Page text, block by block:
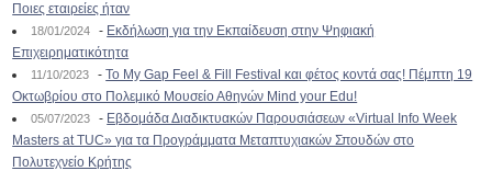
Ποιες εταιρείες ήταν
18/01/2024 - Εκδήλωση για την Εκπαίδευση στην Ψηφιακή
Επιχειρηματικότητα
11/10/2023 -To My Gap Feel & Fill Festival και φέτος κοντά σας! Πέμπτη 19
Οκτωβρίου στο Πολεμικό Μουσείο Αθηνών Mind your Edu!
05/07/2023 - Εβδομάδα Διαδικτυακών Παρουσιάσεων «Virtual Info Week
Masters at TUC» για τα Προγράμματα Μεταπτυχιακών Σπουδών στο
Πολυτεχνείο Κρήτης